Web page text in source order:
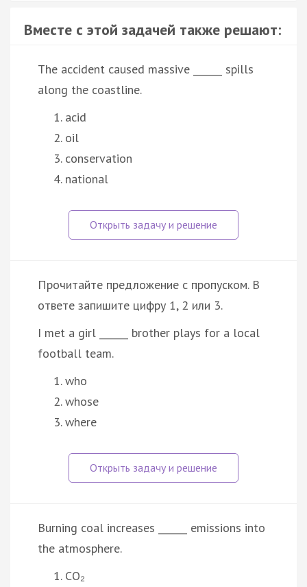
Вместе с этой задачей также решают:
The accident caused massive ______ spills
along the coastline.
acid
oil
conservation
national
Прочитайте предложение с пропуском. В
ответе запишите цифру 1, 2 или 3.
I met a girl ______ brother plays for a local
football team.
who
whose
where
Burning coal increases ______ emissions into
the atmosphere.
CO₂